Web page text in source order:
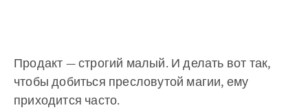
Продакт — строгий малый. И делать вот так,
чтобы добиться пресловутой магии, ему
приходится часто.